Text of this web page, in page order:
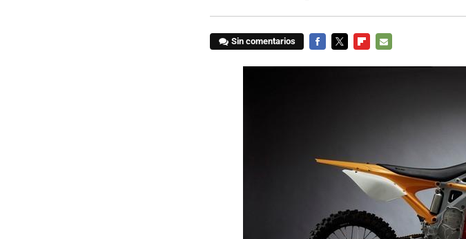
Sin comentarios